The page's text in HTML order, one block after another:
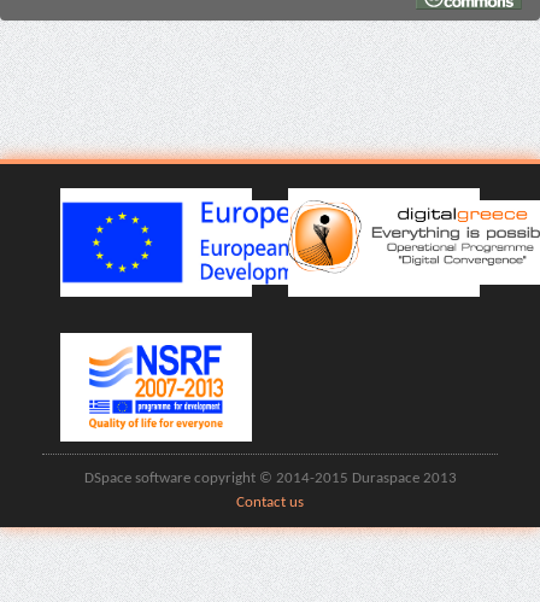
DSpace software copyright © 2014-2015 Duraspace 2013
Contact us